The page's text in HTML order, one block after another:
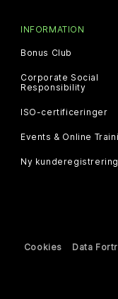
INFORMATION
Bonus Club
Corporate Social
Responsibility
ISO-certificeringer
Events & Online
Ny kunderegistrering
Cookies Data